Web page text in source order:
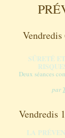
PRÉ
SÛRETÉ
Deux séances
par
Vendredis
LA